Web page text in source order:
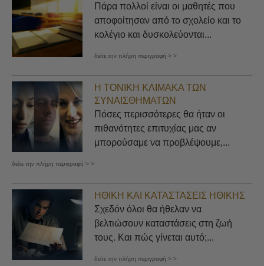
Πάρα πολλοί είναι οι μαθητές που
αποφοίτησαν από το σχολείο και το
κολέγιο και δυσκολεύονται...
δείτε την πλήρη περιγραφή > >
Η ΤΟΝΙΚΉ ΚΛΊΜΑΚΑ ΤΩΝ
ΣΥΝΑΙΣΘΗΜΆΤΩΝ
Πόσες περισσότερες θα ήταν οι
πιθανότητες επιτυχίας μας αν
μπορούσαμε να προβλέψουμε,...
δείτε την πλήρη περιγραφή > >
ΗΘΙΚΉ ΚΑΙ ΚΑΤΑΣΤΆΣΕΙΣ ΗΘΙΚΉΣ
Σχεδόν όλοι θα ήθελαν να
βελτιώσουν καταστάσεις στη ζωή
τους. Και πώς γίνεται αυτό;...
δείτε την πλήρη περιγραφή > >